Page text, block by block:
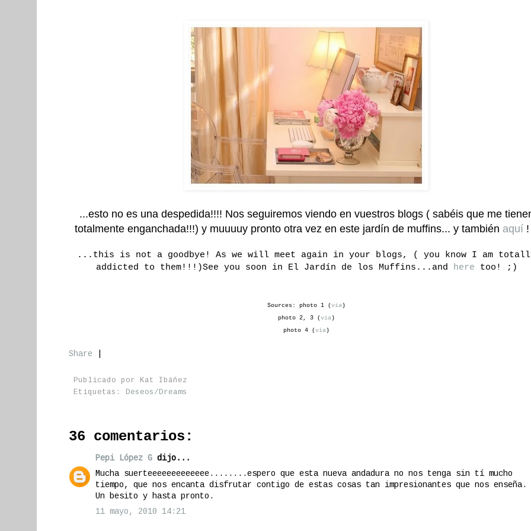
...esto no es una despedida!!!! Nos seguiremos viendo en vuestros blogs ( sabéis que me
totalmente enganchada!!!) y muuuuy pronto otra vez en este jardín de muffins... y también aquí
...this is not a goodbye! As we will meet again in your blogs, ( you know I am
addicted to them!!!)See you soon in El Jardín de los Muffins...and here too! ;)
Sources: photo 1 (via)
photo 2, 3 (via)
photo 4 (via)
Share
Publicado por Kat Ibáñez
Etiquetas: Deseos/Dreams
36 comentarios:
Pepi López G dijo...
Mucha suerteeeeeeeeeeeee........espero que esta nueva andadura no nos tenga sin tí mucho
tiempo, que nos encanta disfrutar contigo de estas cosas tan impresionantes que nos enseña.
Un besito y hasta pronto.
11 mayo, 2010 14:21